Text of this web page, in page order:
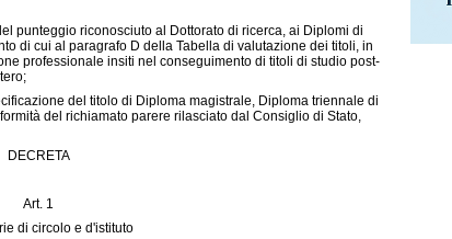
punteggio riconosciuto al Dottorato di ricerca, ai Diplomi di
di cui al paragrafo D della Tabella di valutazione dei titoli, in
professionale insiti nel conseguimento di titoli di studio post-
del titolo di Diploma magistrale, Diploma triennale di
del richiamato parere rilasciato dal Consiglio di Stato,
DECRETA
Art. 1
di circolo e d'istituto